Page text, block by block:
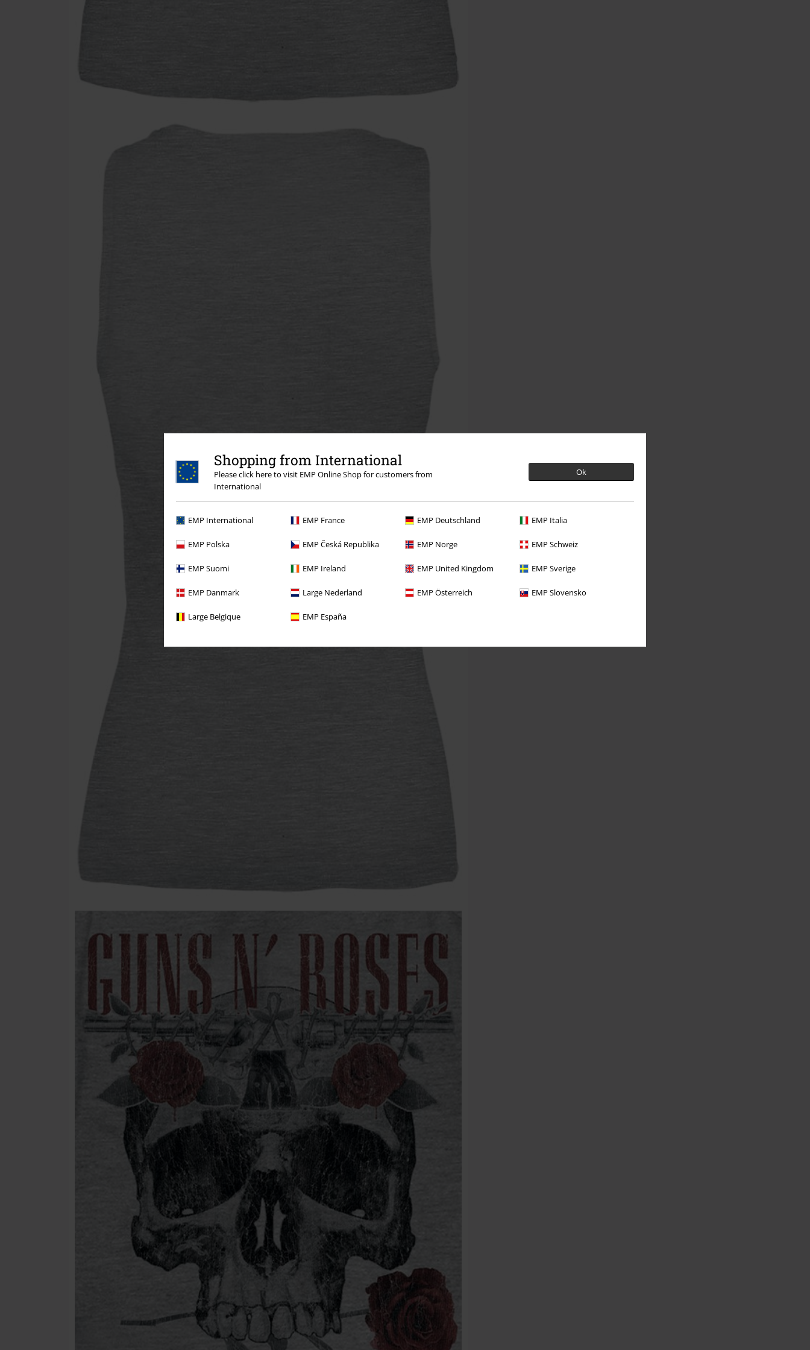
Shopping from International
Please click here to visit EMP Online Shop for customers from
International
Ok
EMP International EMP France EMP Deutschland EMP Italia
EMP Polska EMP Česká Republika EMP Norge EMP Schweiz
EMP Suomi EMP Ireland EMP United Kingdom EMP Sverige
EMP Danmark Large Nederland EMP Österreich EMP Slovensko
Large Belgique EMP España